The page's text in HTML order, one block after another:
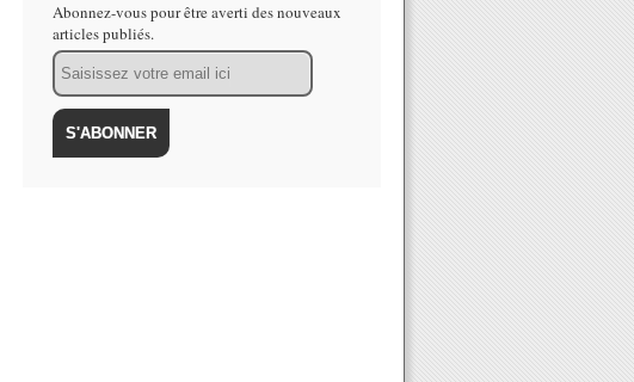
Abonnez-vous pour être averti des nouveaux
articles publiés.
Email